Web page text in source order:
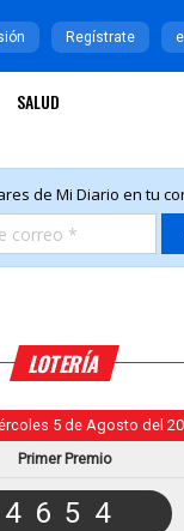
Regístrate
SALUD
LOTERÍA
5 de Agosto del
Primer Premio
4654